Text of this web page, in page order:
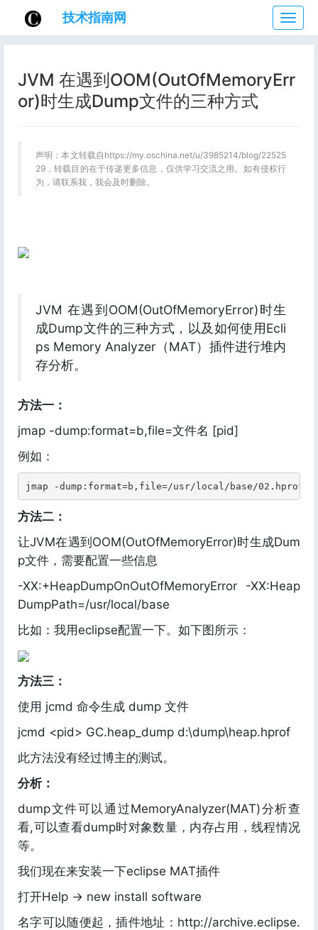
技
术
指
网
技术指南网
JVM 在遇到OOM(OutOfMemoryErr
or)时生成Dump文件的三种方式
声明：本文转载自https://my.oschina.net/u/3985214/blog/22525
29，转载目的在于传递更多信息，仅供学习交流之用。如有侵权行
为，请联系我，我会及时删除。
JVM 在遇到OOM(OutOfMemoryError)时生
成Dump文件的三种方式，以及如何使用Ecli
ps Memory Analyzer（MAT）插件进行堆内
存分析。
方法一：
jmap -dump:format=b,file=文件名 [pid]
例如：
jmap -dump:format=b,file=/usr/local/base/02.hprof
方法二：
让JVM在遇到OOM(OutOfMemoryError)时生成Dum
p文件，需要配置一些信息
-XX:+HeapDumpOnOutOfMemoryError -XX:Heap
DumpPath=/usr/local/base
比如：我用eclipse配置一下。如下图所示：
方法三：
使用 jcmd 命令生成 dump 文件
jcmd <pid> GC.heap_dump d:\dump\heap.hprof
此方法没有经过博主的测试。
分析：
dump文件可以通过MemoryAnalyzer(MAT)分析查
看,可以查看dump时对象数量，内存占用，线程情况
等。
我们现在来安装一下eclipse MAT插件
打开Help -> new install software
名字可以随便起，插件地址：http://archive.eclipse.